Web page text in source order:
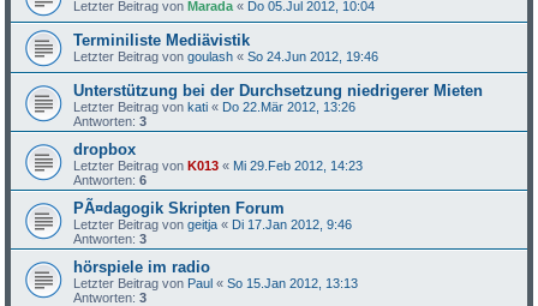
Letzter Beitrag vonMarada « Do 05.Jul 2012, 10:04
Terminiliste Mediävistik
Letzter Beitrag vongoulash «So 24.Jun 2012, 19:46
Unterstützung bei der Durchsetzung niedrigerer Mieten
Letzter Beitrag vonkati « Do 22.Mär 2012, 13:26
Antworten:3
dropbox
Letzter Beitrag vonK013 « Mi 29.Feb 2012, 14:23
Antworten:6
PÃ¤dagogik Skripten Forum
Letzter Beitrag vongeitja « Di 17.Jan 2012, 9:46
Antworten:3
hörspiele im radio
Letzter Beitrag von Paul «So 15.Jan 2012, 13:13
Antworten:3